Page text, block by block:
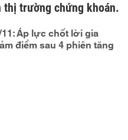
thị trường chứng khoán.
Áp lực chốt lời gia
điểm sau 4 phiên tăng